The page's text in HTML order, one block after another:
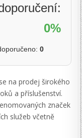
0%
0
na prodej širokého
a příslušenství.
značek
služeb včetně